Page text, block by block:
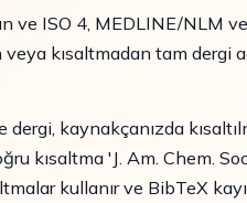
ve ISO 4, MEDLINE/NLM
veya kısaltmadan tam
dergi, kaynakçanızda
kısaltma 'J. Am. Chem.
kullanır ve BibTeX